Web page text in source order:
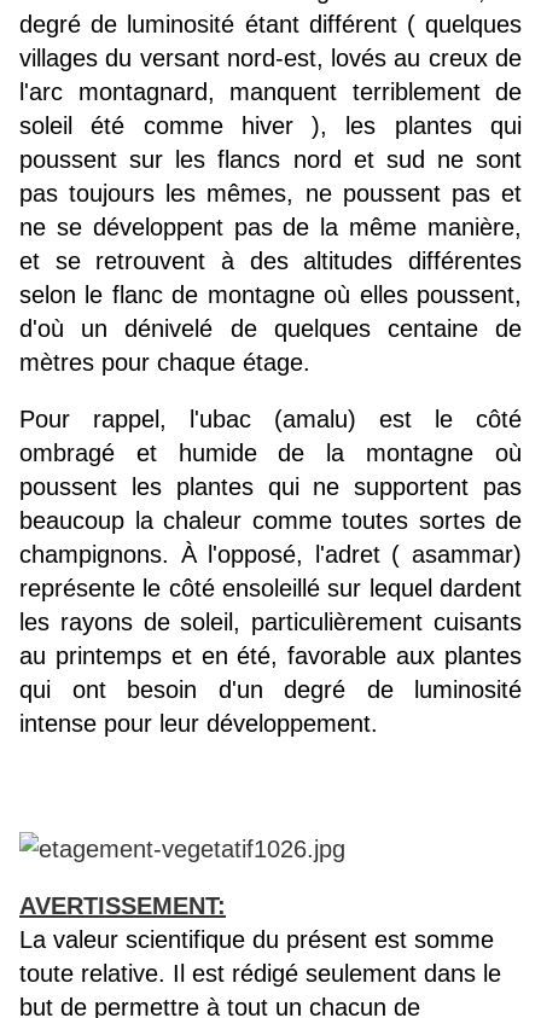
degré de luminosité étant différent ( quelques
villages du versant nord-est, lovés au creux de
l'arc montagnard, manquent terriblement de
soleil été comme hiver ), les plantes qui
poussent sur les flancs nord et sud ne sont
pas toujours les mêmes, ne poussent pas et
ne se développent pas de la même manière,
et se retrouvent à des altitudes différentes
selon le flanc de montagne où elles poussent,
d'où un dénivelé de quelques centaine de
mètres pour chaque étage.
Pour rappel, l'ubac (amalu) est le côté
ombragé et humide de la montagne où
poussent les plantes qui ne supportent pas
beaucoup la chaleur comme toutes sortes de
champignons. À l'opposé, l'adret ( asammar)
représente le côté ensoleillé sur lequel dardent
les rayons de soleil, particulièrement cuisants
au printemps et en été, favorable aux plantes
qui ont besoin d'un degré de luminosité
intense pour leur développement.
AVERTISSEMENT:
La valeur scientifique du présent est somme
toute relative. Il est rédigé seulement dans le
but de permettre à tout un chacun de